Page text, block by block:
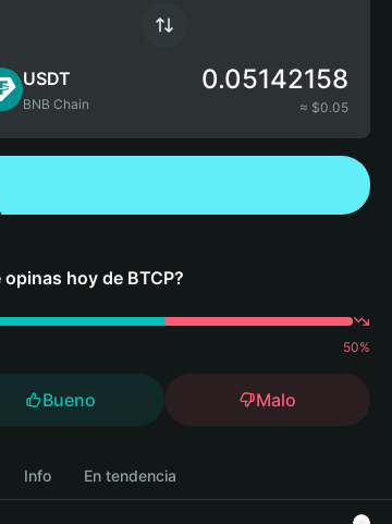
USDT
BNB Chain
0.05142158
≈ $0.05
opinas hoy de BTCP?
50%
Bueno Malo
Info En tendencia